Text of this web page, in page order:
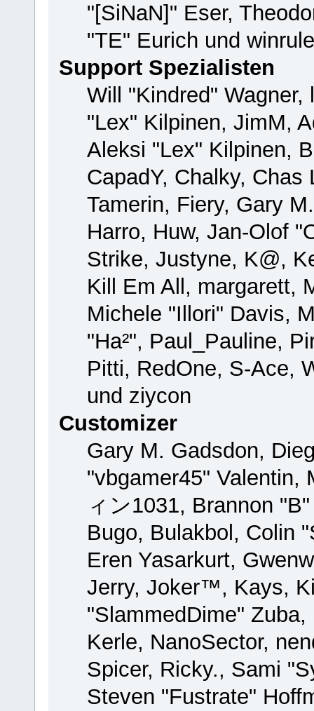
"[SiNaN]" Eser,
"TE" Eurich und
Support Spezialisten
Will "Kindred"
"Lex" Kilpinen, JimM,
Aleksi "Lex" Kilpinen,
CapadY, Chalky,
Tamerin, Fiery, Gary
Harro, Huw, Jan-Olof
Strike, Justyne, K@,
Kill Em All, margarett,
Michele "Illori" Davis,
"Ha²", Paul_Pauline,
Pitti, RedOne, S-Ace,
und ziycon
Customizer
Gary M. Gadsdon,
"vbgamer45"
ィン1031, Brannon
Bugo, Bulakbol, Colin
Eren Yasarkurt,
Jerry, Joker™, Kays,
"SlammedDime"
Kerle, NanoSector,
Spicer, Ricky., Sami
Steven "Fustrate"